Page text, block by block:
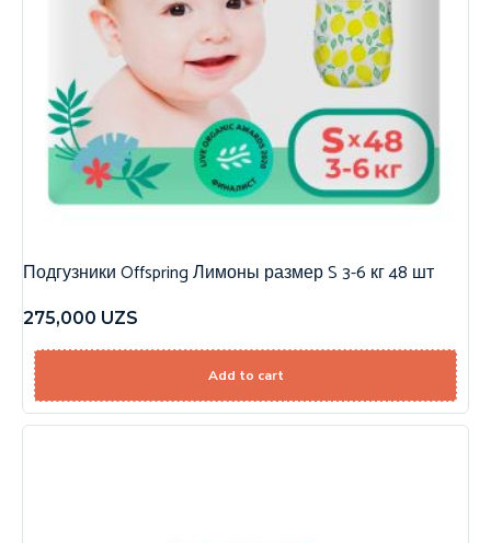
Подгузники Offspring Лимоны размер S 3-6 кг 48 шт
275,000 UZS
Add to cart